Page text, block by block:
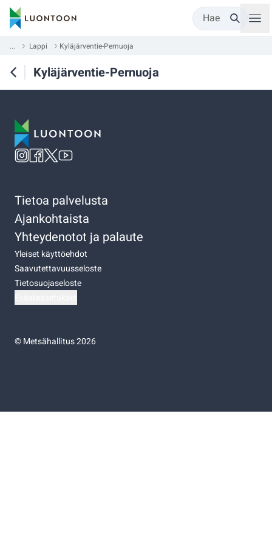
Hae
... Lappi Kyläjärventie-Pernuoja
Kyläjärventie-Pernuoja
Tietoa palvelusta
Ajankohtaista
Yhteydenotot ja palaute
Yleiset käyttöehdot
Saavutettavuusseloste
Tietosuojaseloste
©Metsähallitus 2026